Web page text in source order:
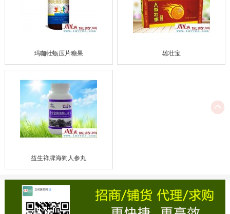
玛咖牡蛎压片糖果 雄壮宝
益生祥牌海狗人参丸